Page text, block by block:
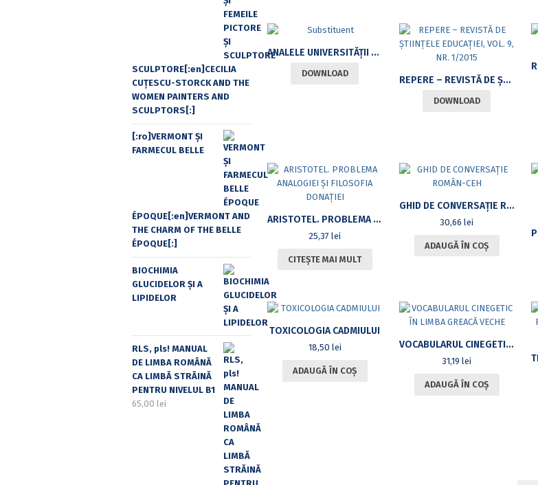
ANALELE UNIVERSITĂȚII DIN BUCUREȘTI. ȘTIINȚE ECONOMICE ȘI ADMINISTRATIVE. 2015 (ONLINE)
DOWNLOAD
REPERE – REVISTĂ DE ŞTIINŢELE EDUCAŢIEI, VOL. 9, NR. 1/2015
DOWNLOAD
ARISTOTEL. PROBLEMA ANALOGIEI ŞI FILOSOFIA DONAŢIEI
25,37lei
CITEȘTE MAI MULT
GHID DE CONVERSAŢIE ROMÂN-CEH
30,66lei
ADAUGĂ ÎN COȘ
TOXICOLOGIA CADMIULUI
18,50 lei
ADAUGĂ ÎN COȘ
VOCABULARUL CINEGETIC ÎN LIMBA GREACĂ VECHE
31,19lei
ADAUGĂ ÎN COȘ
SCULPTORE[:en]CECILIA
CUŢESCU-STORCK AND THE
WOMEN PAINTERS AND
SCULPTORS[:]
[:ro]VERMONT ȘI
FARMECUL BELLE
ÉPOQUE[:en]VERMONT AND
THE CHARM OF THE BELLE
ÉPOQUE[:]
BIOCHIMIA
GLUCIDELOR ȘI A
LIPIDELOR
RLS, pls! MANUAL
DE LIMBA ROMÂNĂ
CA LIMBĂ STRĂINĂ
PENTRU NIVELUL B1
65,00 lei